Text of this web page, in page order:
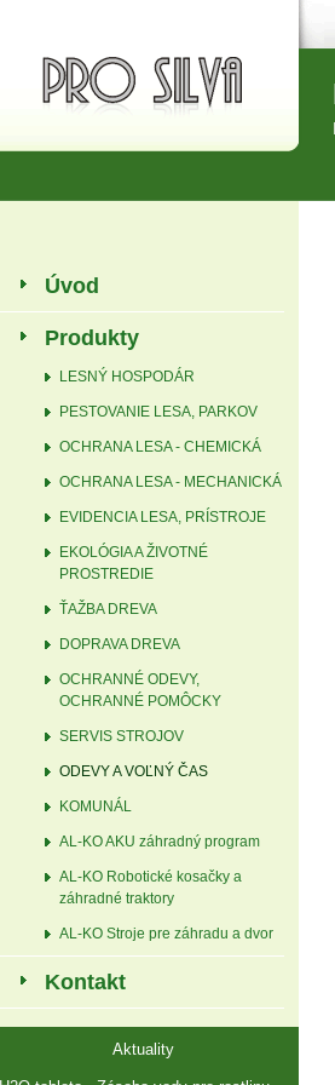
Úvod
Produkty
LESNÝ HOSPODÁR
PESTOVANIE LESA, PARKOV
OCHRANA LESA - CHEMICKÁ
OCHRANA LESA - MECHANICKÁ
EVIDENCIA LESA, PRÍSTROJE
EKOLÓGIA A ŽIVOTNÉ
PROSTREDIE
ŤAŽBA DREVA
DOPRAVA DREVA
OCHRANNÉ ODEVY,
OCHRANNÉ POMÔCKY
SERVIS STROJOV
ODEVY A VOĽNÝ ČAS
KOMUNÁL
AL-KO AKU záhradný program
AL-KO Robotické kosačky a
záhradné traktory
AL-KO Stroje pre záhradu a dvor
Kontakt
Aktuality